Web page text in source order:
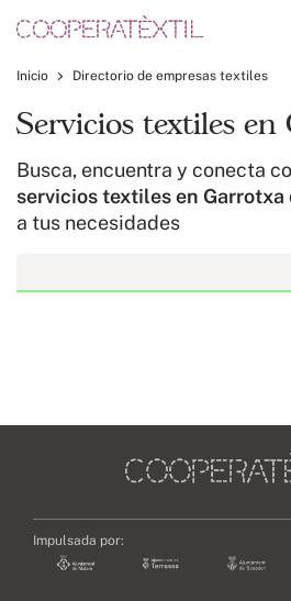
Inicio Directorio de empresas textiles
Servicios textiles en
Busca, encuentra y conecta
servicios textiles en Garrotxa
a tus necesidades
Impulsada por: